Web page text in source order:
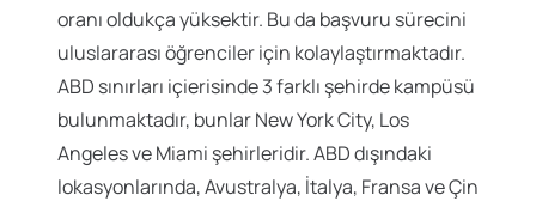
oranı oldukça yüksektir. Bu da başvuru sürecini
uluslararası öğrenciler için kolaylaştırmaktadır.
ABD sınırları içierisinde 3 farklı şehirde kampüsü
bulunmaktadır, bunlar New York City, Los
Angeles ve Miami şehirleridir. ABD dışındaki
lokasyonlarında, Avustralya, İtalya, Fransa ve Çin